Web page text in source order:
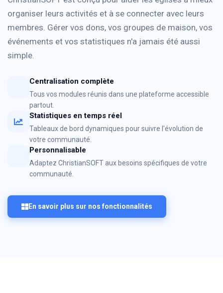
organiser leurs activités et à se connecter avec leurs
membres. Gérer vos dons, vos groupes de maison, vos
événements et vos statistiques n'a jamais été aussi
simple.
Centralisation complète
Tous vos modules réunis dans une plateforme accessible
partout.
Statistiques en temps réel
Tableaux de bord dynamiques pour suivre l'évolution de
votre communauté.
Personnalisable
Adaptez ChristianSOFT aux besoins spécifiques de votre
communauté.
En savoir plus sur nos fonctionnalités